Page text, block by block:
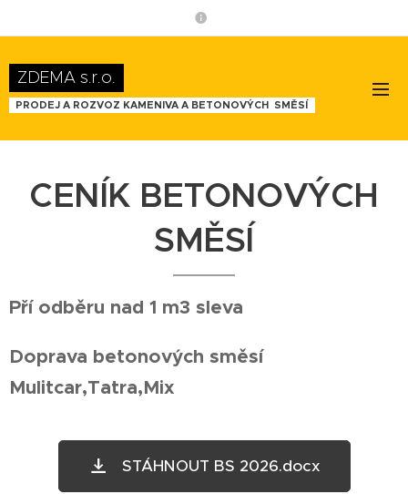
ZDEMA s.r.o.
PRODEJ A ROZVOZ KAMENIVA A BETONOVÝCH SMĚSÍ
CENÍK BETONOVÝCH
SMĚSÍ
Pří odběru nad 1 m3 sleva
Doprava betonových směsí
Mulitcar,Tatra,Mix
STÁHNOUT BS 2026.docx